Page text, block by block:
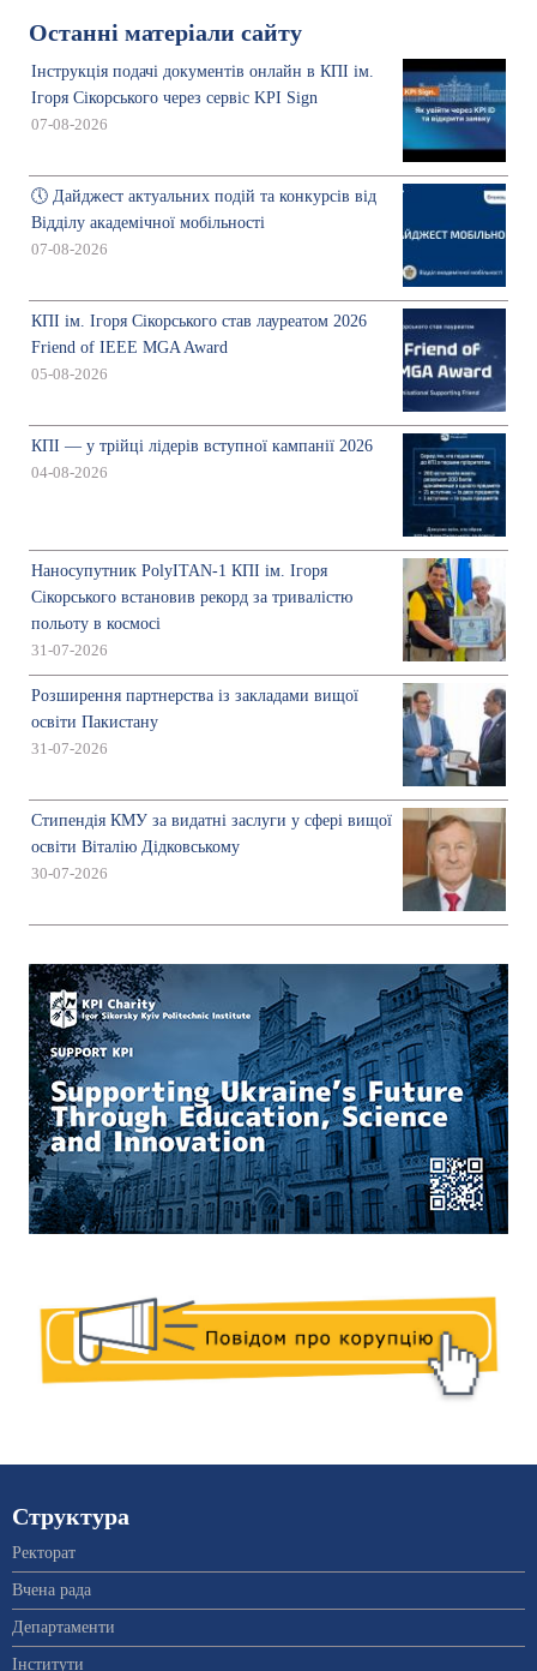
Останні матеріали сайту
Інструкція подачі документів онлайн в КПІ ім.
Ігоря Сікорського через сервіс KPI Sign
07-08-2026
🕔 Дайджест актуальних подій та конкурсів від
Відділу академічної мобільності
07-08-2026
КПІ ім. Ігоря Сікорського став лауреатом 2026
Friend of IEEE MGA Award
05-08-2026
КПІ — у трійці лідерів вступної кампанії 2026
04-08-2026
Наносупутник PolyITAN-1 КПІ ім. Ігоря
Сікорського встановив рекорд за тривалістю
польоту в космосі
31-07-2026
Розширення партнерства із закладами вищої
освіти Пакистану
31-07-2026
Стипендія КМУ за видатні заслуги у сфері вищої
освіти Віталію Дідковському
30-07-2026
Структура
Ректорат
Вчена рада
Департаменти
Інститути